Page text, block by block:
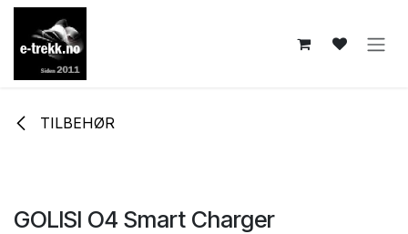
Skip to Content
TILBEHØR
GOLISI O4 Smart Charger